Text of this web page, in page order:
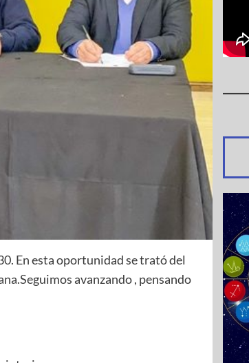
En esta oportunidad se trató del
avanzando , pensando